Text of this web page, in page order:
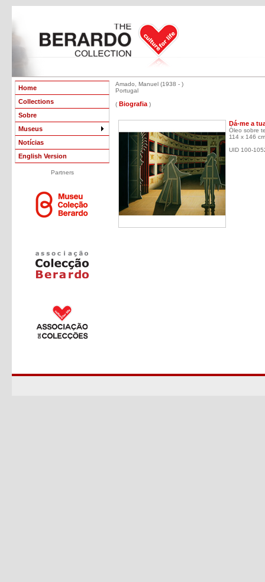
Home
Collections
Sobre
Museus
Notícias
English Version
Partners
Amado, Manuel (1938 - )
Portugal
( Biografia )
Dá-me a
Óleo sobre
114 x 146 cm
UID 100-